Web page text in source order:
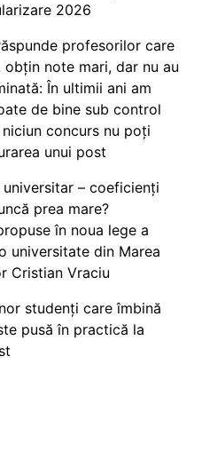
2026
profesorilor care
note mari, dar nu au
În ultimii ani am
de bine sub control
concurs nu poți
unui post
– coeficienți
prea mare?
în noua lege a
universitate din Marea
Cristian Vraciu
studenți care îmbină
pusă în practică la